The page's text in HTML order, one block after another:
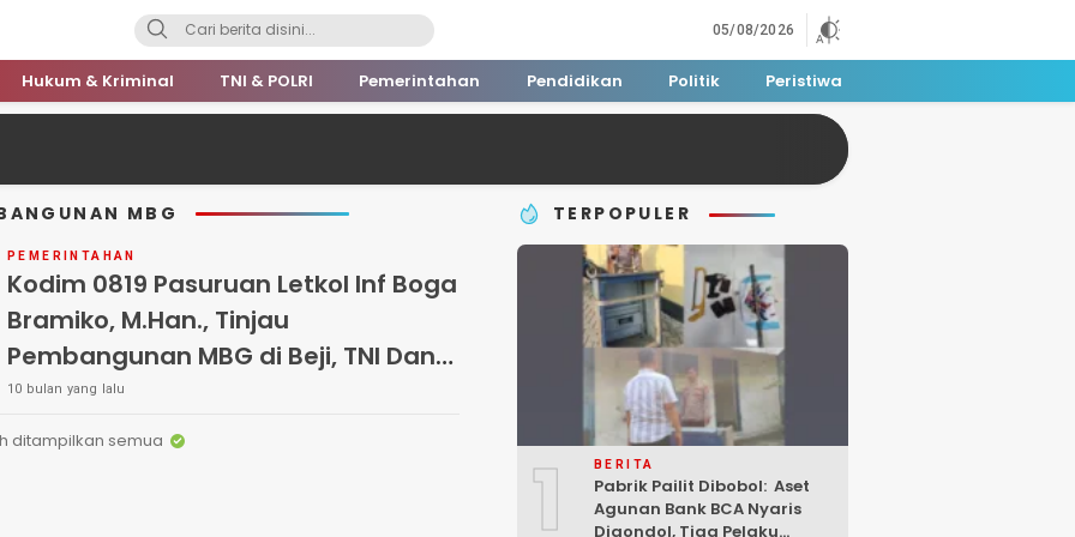
05/08/2026
Hukum & Kriminal TNI & POLRI Pemerintahan Pendidikan Politik Peristiwa
MBG
PEMERINTAHAN
Kodim 0819 Pasuruan Letkol Inf Boga
Bramiko, M.Han., Tinjau
Pembangunan MBG di Beji, TNI Dan
Masyarakat Perkuat Ketahan
Pangan
10 bulan yang lalu
ditampilkan semua
TERPOPULER
1 BERITA
Pabrik Pailit Dibobol: Aset
Agunan Bank BCA Nyaris
Digondol, Tiga Pelaku